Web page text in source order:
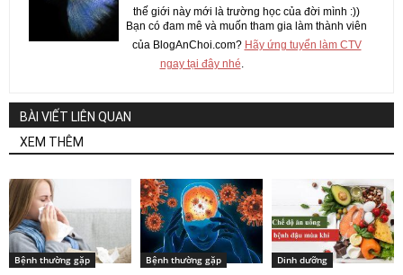
thế giới này mới là trường học của đời mình :))
Bạn có đam mê và muốn tham gia làm thành viên
của BlogAnChoi.com? Hãy ứng tuyển làm CTV
ngay tại đây nhé.
BÀI VIẾT LIÊN QUAN
XEM THÊM
Bệnh thường gặp Bệnh thường gặp Dinh dưỡng